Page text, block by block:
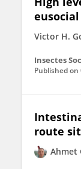
Victor H.
Insectes
Published on
route
Ahmet